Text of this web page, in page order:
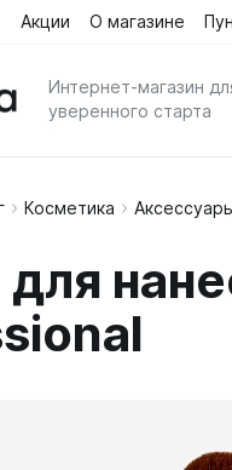
Акции О магазине
Интернет-магазин
уверенного старта
Косметика